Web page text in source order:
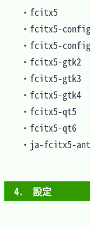
4.　設定